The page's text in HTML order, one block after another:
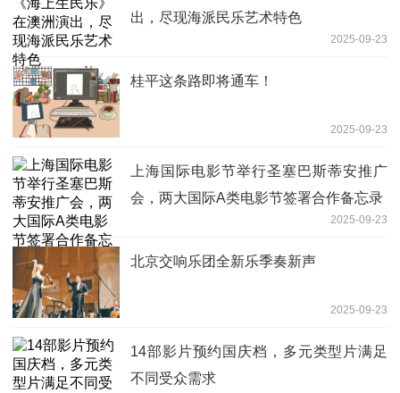
出，尽现海派民乐艺术特色
2025-09-23
桂平这条路即将通车！
2025-09-23
上海国际电影节举行圣塞巴斯蒂安推广
会，两大国际A类电影节签署合作备忘录
2025-09-23
北京交响乐团全新乐季奏新声
2025-09-23
14部影片预约国庆档，多元类型片满足
不同受众需求